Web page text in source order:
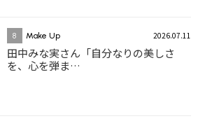
8 Make Up 2026.07.11
田中みな実さん「自分なりの美しさ
を、心を弾ま…